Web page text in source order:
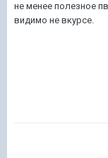
не менее полезное
видимо не вкурсе.